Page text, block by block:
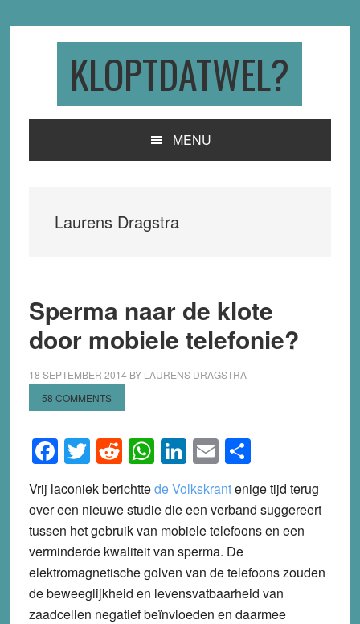
KLOPTDATWEL?
MENU
Laurens Dragstra
Sperma naar de klote
door mobiele telefonie?
18 SEPTEMBER 2014 BY LAURENS DRAGSTRA
58 COMMENTS
Facebook
Twitter
Reddit
WhatsApp
LinkedIn
EmailShare
Vrij laconiek berichttede Volkskrantenige tijd terug
over een nieuwe studie die een verband suggereert
tussen het gebruik van mobiele telefoons en een
verminderde kwaliteit van sperma. De
elektromagnetische golven van de telefoons zouden
de beweeglijkheid en levensvatbaarheid van
zaadcellen negatief beïnvloeden en daarmee